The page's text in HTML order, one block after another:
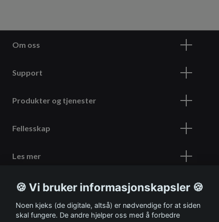
Om oss
Support
Produkter og tjenester
Fellesskap
Les mer
Meld deg på vårt nyhetsbrev
🍪 Vi bruker informasjonskapsler 🍪
Noen kjeks (de digitale, altså) er nødvendige for at siden
skal fungere. De andre hjelper oss med å forbedre